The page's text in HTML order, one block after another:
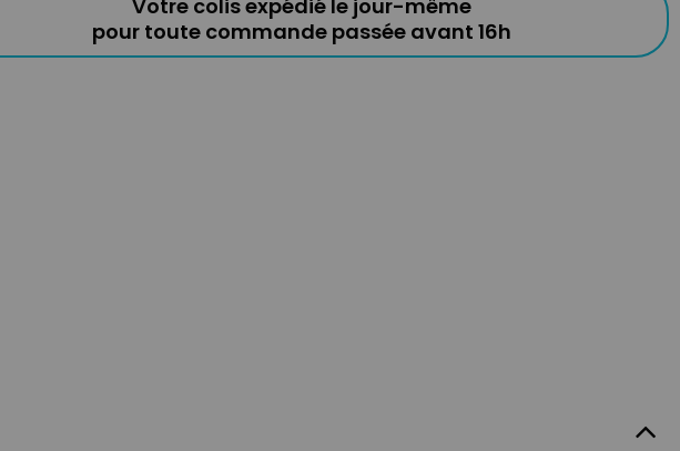
Votre colis expédié le jour-même
pour toute commande passée avant 16h